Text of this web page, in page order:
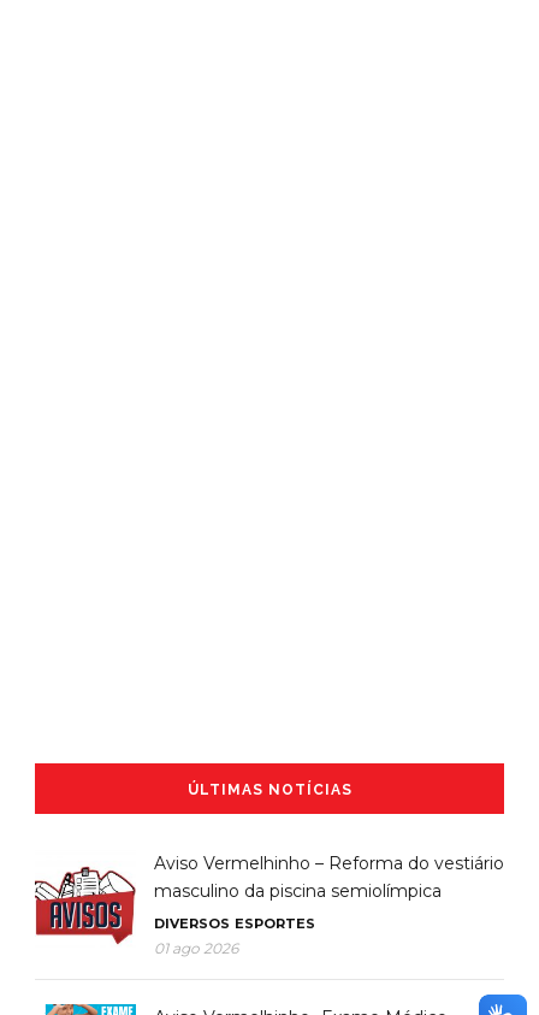
ÚLTIMAS NOTÍCIAS
Aviso Vermelhinho – Reforma do vestiário
masculino da piscina semiolímpica
DIVERSOS ESPORTES
01 ago 2026